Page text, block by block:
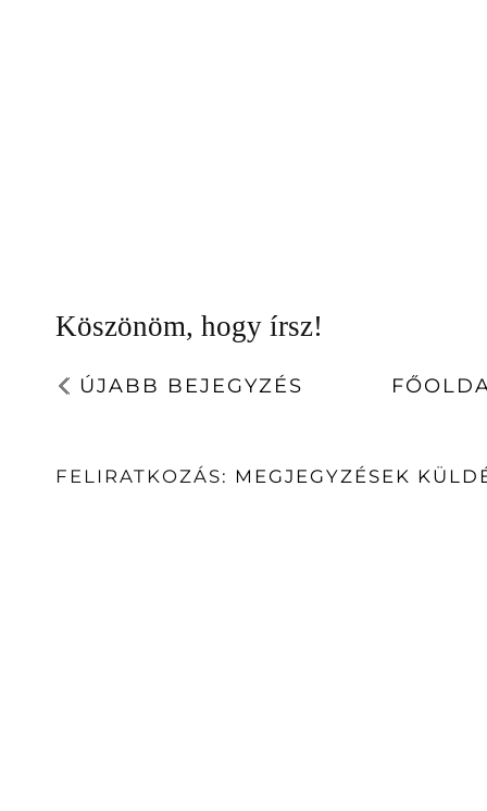
Köszönöm, hogy írsz!
ÚJABB BEJEGYZÉS
FELIRATKOZÁS: MEGJEGYZÉSEK